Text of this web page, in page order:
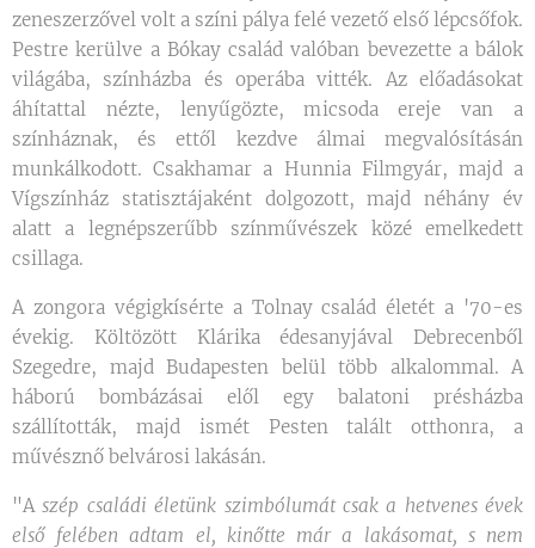
zeneszerzővel volt a színi pálya felé vezető első lépcsőfok.
Pestre kerülve a Bókay család valóban bevezette a bálok
világába, színházba és operába vitték. Az előadásokat
áhítattal nézte, lenyűgözte, micsoda ereje van a
színháznak, és ettől kezdve álmai megvalósításán
munkálkodott. Csakhamar a Hunnia Filmgyár, majd a
Vígszínház statisztájaként dolgozott, majd néhány év
alatt a legnépszerűbb színművészek közé emelkedett
csillaga.
A zongora végigkísérte a Tolnay család életét a '70-es
évekig. Költözött Klárika édesanyjával Debrecenből
Szegedre, majd Budapesten belül több alkalommal. A
háború bombázásai elől egy balatoni présházba
szállították, majd ismét Pesten talált otthonra, a
művésznő belvárosi lakásán.
"A szép családi életünk szimbólumát csak a hetvenes évek
első felében adtam el, kinőtte már a lakásomat, s nem